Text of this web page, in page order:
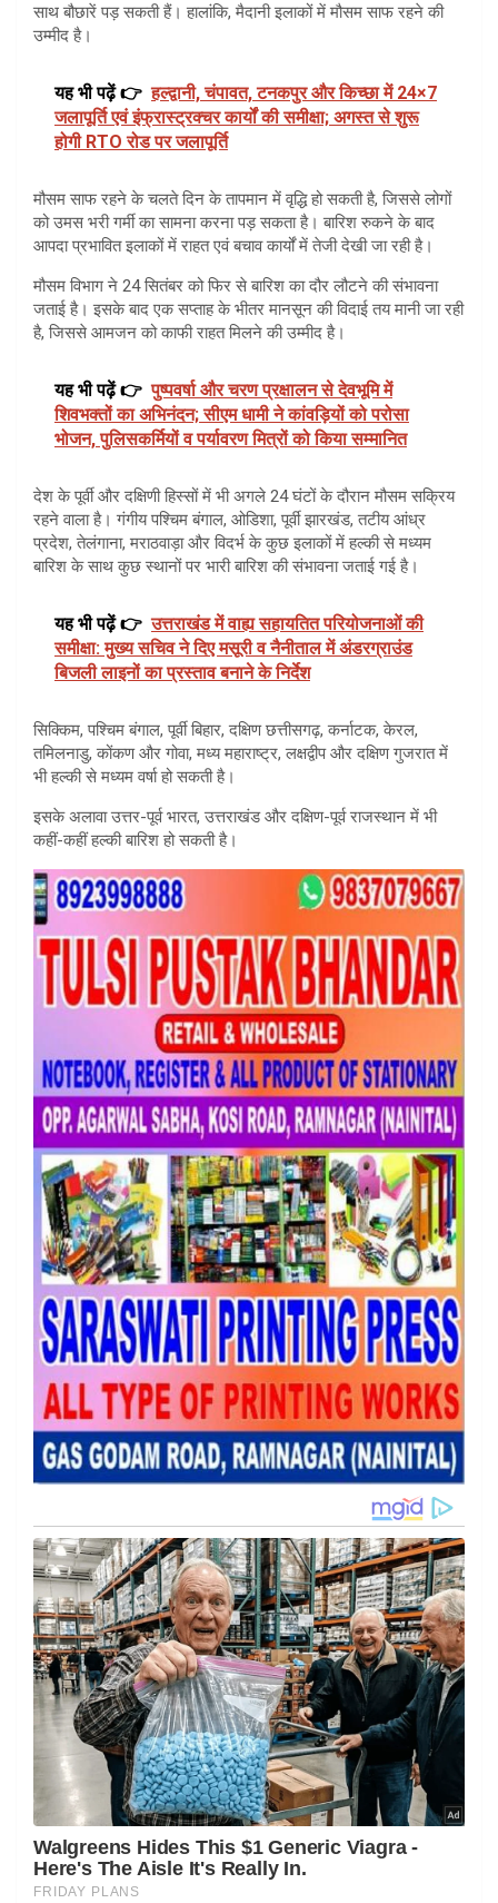
साथ बौछारें पड़ सकती हैं। हालांकि, मैदानी इलाकों में मौसम साफ रहने की
उम्मीद है।
यह भी पढ़ें 👉 हल्द्वानी, चंपावत, टनकपुर और किच्छा में 24×7
जलापूर्ति एवं इंफ्रास्ट्रक्चर कार्यों की समीक्षा; अगस्त से शुरू
होगी RTO रोड पर जलापूर्ति
मौसम साफ रहने के चलते दिन के तापमान में वृद्धि हो सकती है, जिससे लोगों
को उमस भरी गर्मी का सामना करना पड़ सकता है। बारिश रुकने के बाद
आपदा प्रभावित इलाकों में राहत एवं बचाव कार्यों में तेजी देखी जा रही है।
मौसम विभाग ने 24 सितंबर को फिर से बारिश का दौर लौटने की संभावना
जताई है। इसके बाद एक सप्ताह के भीतर मानसून की विदाई तय मानी जा रही
है, जिससे आमजन को काफी राहत मिलने की उम्मीद है।
यह भी पढ़ें 👉 पुष्पवर्षा और चरण प्रक्षालन से देवभूमि में
शिवभक्तों का अभिनंदन; सीएम धामी ने कांवड़ियों को परोसा
भोजन, पुलिसकर्मियों व पर्यावरण मित्रों को किया सम्मानित
देश के पूर्वी और दक्षिणी हिस्सों में भी अगले 24 घंटों के दौरान मौसम सक्रिय
रहने वाला है। गंगीय पश्चिम बंगाल, ओडिशा, पूर्वी झारखंड, तटीय आंध्र
प्रदेश, तेलंगाना, मराठवाड़ा और विदर्भ के कुछ इलाकों में हल्की से मध्यम
बारिश के साथ कुछ स्थानों पर भारी बारिश की संभावना जताई गई है।
यह भी पढ़ें 👉 उत्तराखंड में वाह्य सहायतित परियोजनाओं की
समीक्षा: मुख्य सचिव ने दिए मसूरी व नैनीताल में अंडरग्राउंड
बिजली लाइनों का प्रस्ताव बनाने के निर्देश
सिक्किम, पश्चिम बंगाल, पूर्वी बिहार, दक्षिण छत्तीसगढ़, कर्नाटक, केरल,
तमिलनाडु, कोंकण और गोवा, मध्य महाराष्ट्र, लक्षद्वीप और दक्षिण गुजरात में
भी हल्की से मध्यम वर्षा हो सकती है।
इसके अलावा उत्तर-पूर्व भारत, उत्तराखंड और दक्षिण-पूर्व राजस्थान में भी
कहीं-कहीं हल्की बारिश हो सकती है।